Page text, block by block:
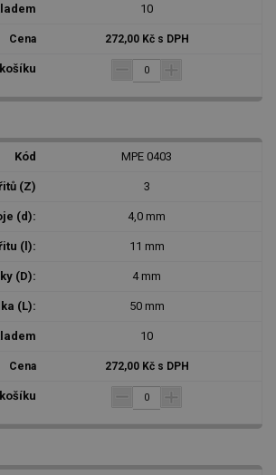
10
272,00 Kč s DPH
MPE 0403
3
4,0 mm
11 mm
4 mm
50 mm
10
272,00 Kč s DPH